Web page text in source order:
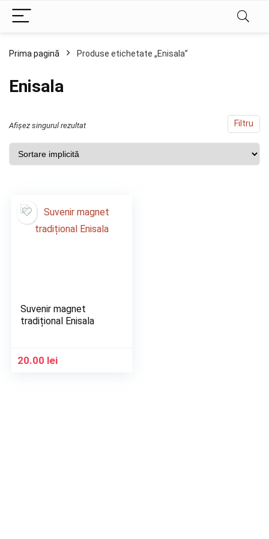
Prima pagină Produse etichetate „Enisala”
Enisala
Filtru
Afișez singurul rezultat
Suvenir magnet
tradițional Enisala
20.00 lei